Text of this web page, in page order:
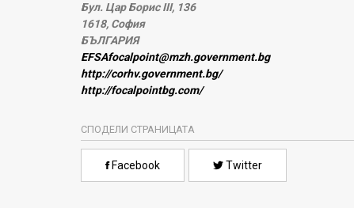
Бул. Цар Борис III, 136
1618, София
БЪЛГАРИЯ
EFSAfocalpoint@mzh.government.bg
http://corhv.government.bg/
http://focalpointbg.com/
СПОДЕЛИ СТРАНИЦАТА
Facebook Twitter